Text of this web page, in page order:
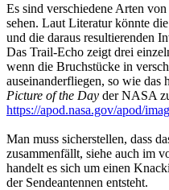
Es sind verschiedene Arten
sehen. Laut Literatur könnte
und die daraus resultierenden
Das Trail-Echo zeigt drei
wenn die Bruchstücke in
auseinanderfliegen, so wie das
Picture of the Day der NASA
https://apod.nasa.gov/apod/
Man muss sicherstellen, dass
zusammenfällt, siehe auch im
handelt es sich um einen
der Sendeantennen entsteht.